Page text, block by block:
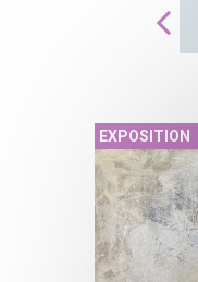
EXPOSITION